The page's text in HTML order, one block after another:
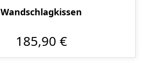
Wandschlagkissen
185,90 €